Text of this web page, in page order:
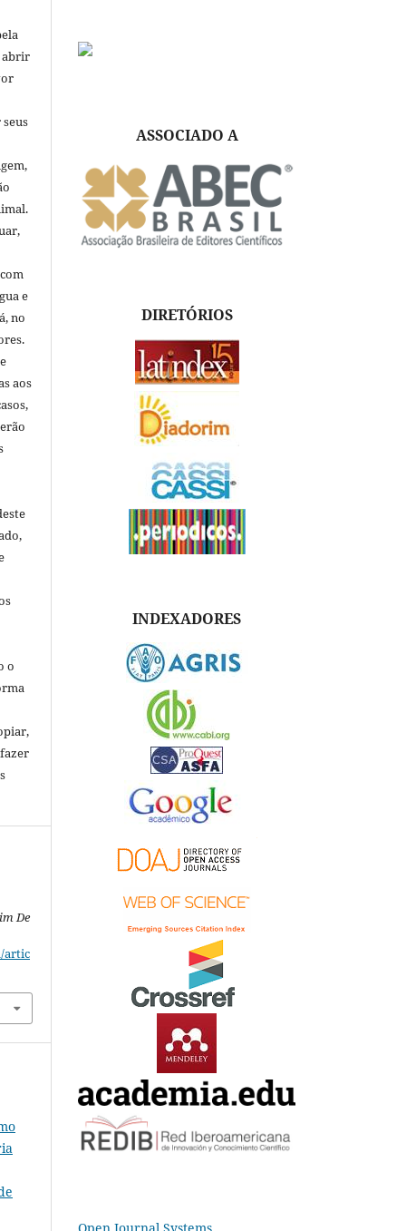
abrir
e
no
aos
o
De
artic
ASSOCIADO A
DIRETÓRIOS
INDEXADORES